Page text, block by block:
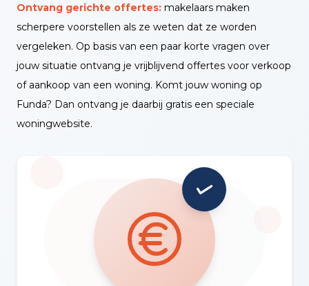
Ontvang gerichte offertes: makelaars maken
scherpere voorstellen als ze weten dat ze worden
vergeleken. Op basis van een paar korte vragen over
jouw situatie ontvang je vrijblijvend offertes voor verkoop
of aankoop van een woning. Komt jouw woning op
Funda? Dan ontvang je daarbij gratis een speciale
woningwebsite.